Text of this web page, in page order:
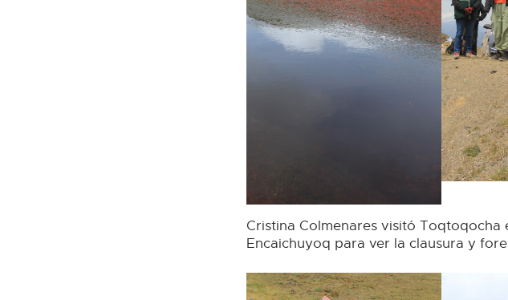
Cristina Colmenares visitó
Encaichuyoq para ver la clausura y